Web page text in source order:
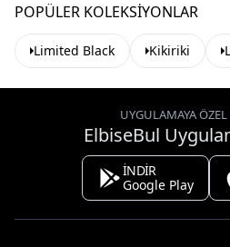
POPÜLER KOLEKSIYONLAR
Limited Black Kikiriki
UYGULAMAYA ÖZEL
ElbiseBul
İNDİR
Google Play